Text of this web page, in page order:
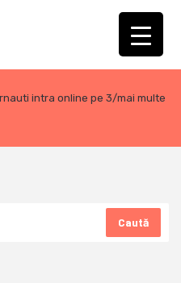
intra online pe 3/mai multe
Caută